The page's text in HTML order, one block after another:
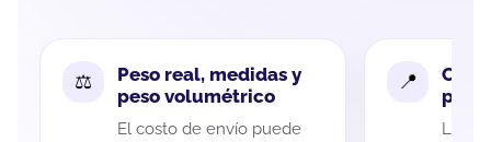
Peso real, medidas y
peso volumétrico
El costo de envío puede
La